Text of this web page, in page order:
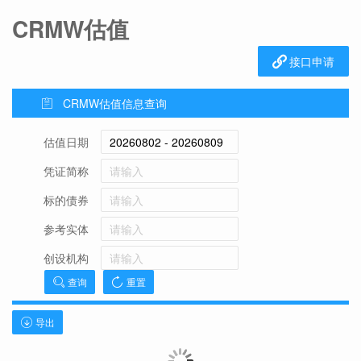
CRMW估值
接口申请
CRMW估值信息查询
估值日期
凭证简称
标的债券
参考实体
创设机构
查询 重置
导出